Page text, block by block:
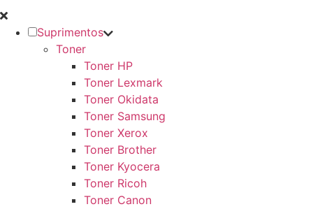
Suprimentos
Toner
Toner HP
Toner Lexmark
Toner Okidata
Toner Samsung
Toner Xerox
Toner Brother
Toner Kyocera
Toner Ricoh
Toner Canon